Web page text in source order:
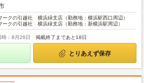
ークの引越社 横浜緑支店（勤務地：横浜駅西口周辺）
ークの引越社 横浜緑支店（勤務地：新横浜駅周辺）
時：8月26日 掲載終了まであと18日
とりあえず保存